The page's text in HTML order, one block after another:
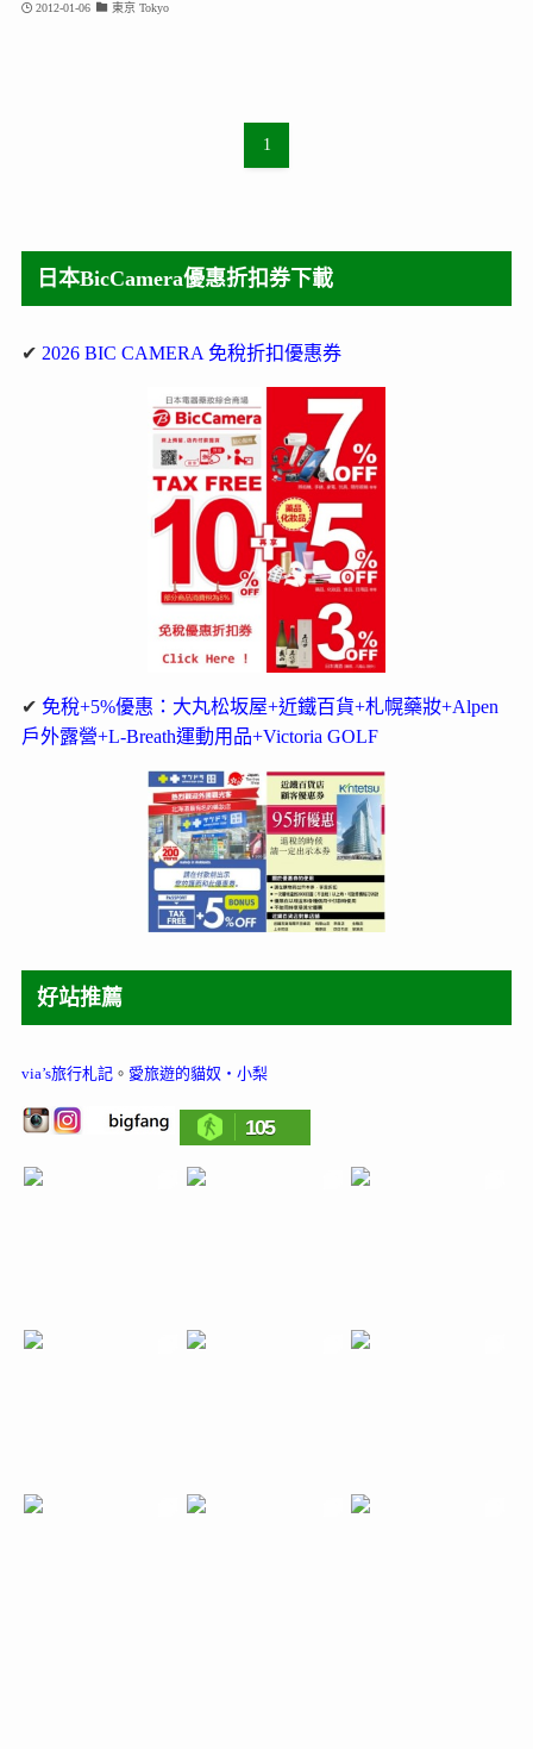
2012-01-06 東京 Tokyo
1
日本BicCamera優惠折扣券下載
✔ 2026 BIC CAMERA 免稅折扣優惠券
✔ 免稅+5%優惠：大丸松坂屋+近鐵百貨+札幌藥妝+Alpen
戶外露營+L-Breath運動用品+Victoria GOLF
好站推薦
via’s旅行札記。 愛旅遊的貓奴‧小梨
105